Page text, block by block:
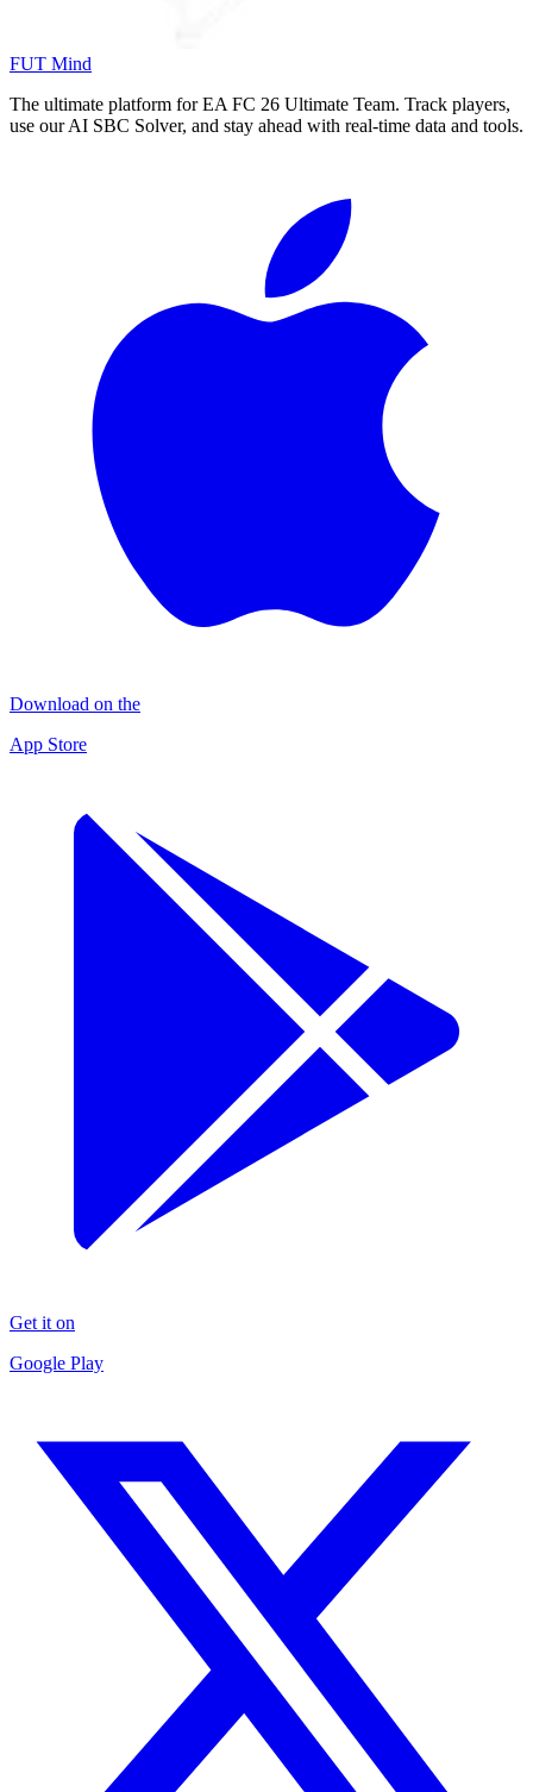
FUT Mind
The ultimate platform for EA FC 26 Ultimate Team. Track players,
use our AI SBC Solver, and stay ahead with real-time data and tools.
Download on the
App Store
Get it on
Google Play